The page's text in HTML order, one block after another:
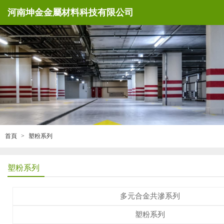
河南坤金金屬材料科技有限公司
首頁 塑粉系列
塑粉系列
多元合金共滲系列
塑粉系列